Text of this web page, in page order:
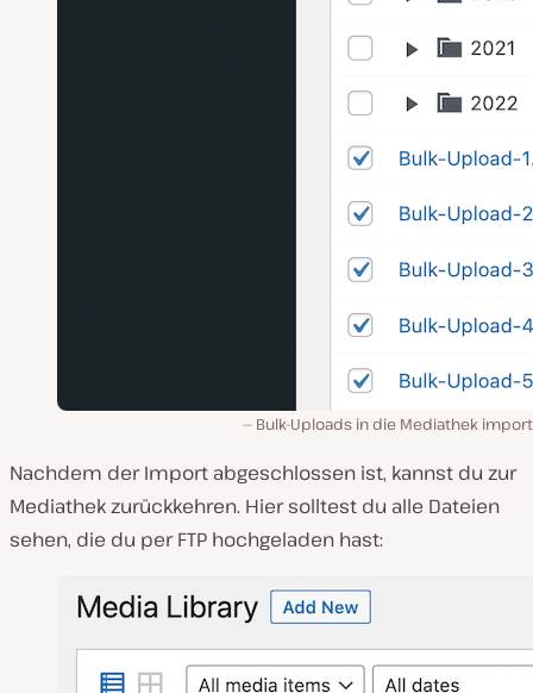
Bulk-Uploads in die Mediathek
Nachdem der Import abgeschlossen ist, kannst du zur
Mediathek zurückkehren. Hier solltest du alle Dateien
sehen, die du per FTP hochgeladen hast: